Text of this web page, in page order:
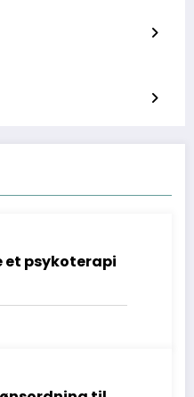
et psykoterapi